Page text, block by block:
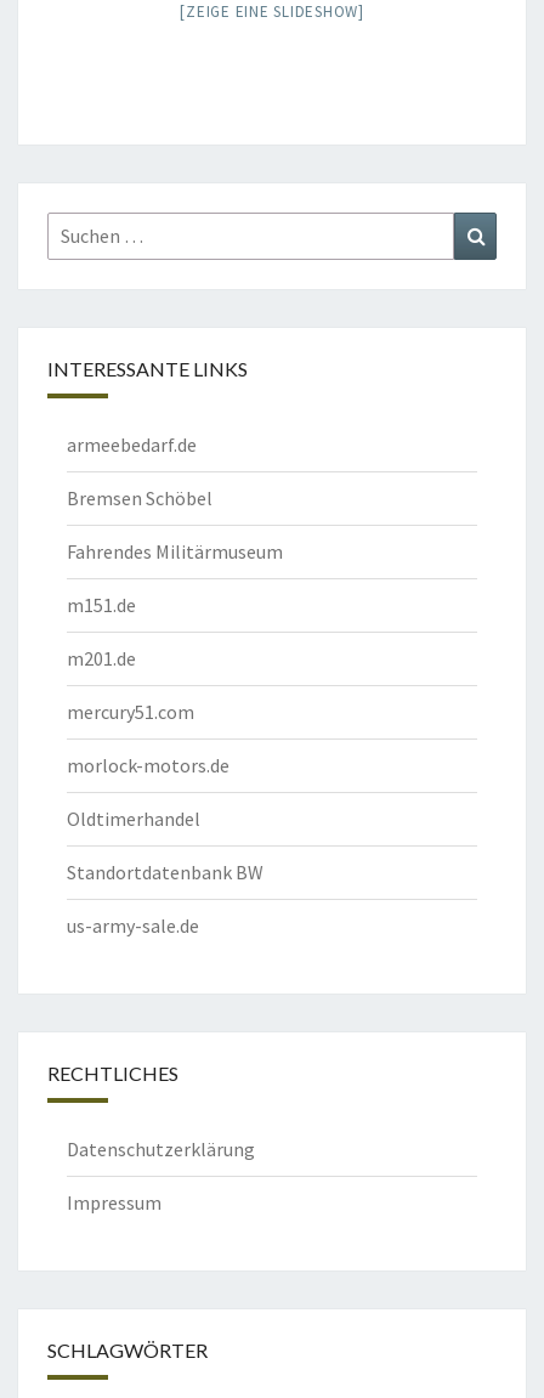
[ZEIGE EINE SLIDESHOW]
Suchen
nach:
INTERESSANTE LINKS
armeebedarf.de
Bremsen Schöbel
Fahrendes Militärmuseum
m151.de
m201.de
mercury51.com
morlock-motors.de
Oldtimerhandel
Standortdatenbank BW
us-army-sale.de
RECHTLICHES
Datenschutzerklärung
Impressum
SCHLAGWÖRTER